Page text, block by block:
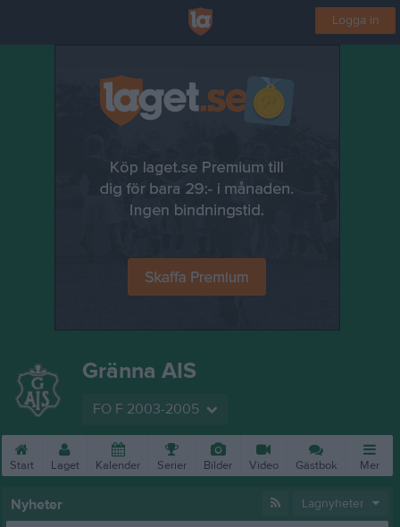
Logga in
Gränna AIS
FO F 2003-2005
Start Laget Kalender Serier Bilder Video Gästbok Mer
Nyheter Lagnyheter